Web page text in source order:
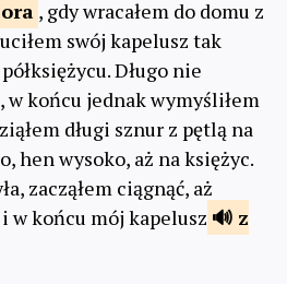
, gdy wracałem do domu z
swój kapelusz tak
Długo nie
w końcu jednak wymyśliłem
długi sznur z pętlą na
hen wysoko, aż na księżyc.
zacząłem ciągnąć, aż
w końcu mój kapelusz
z